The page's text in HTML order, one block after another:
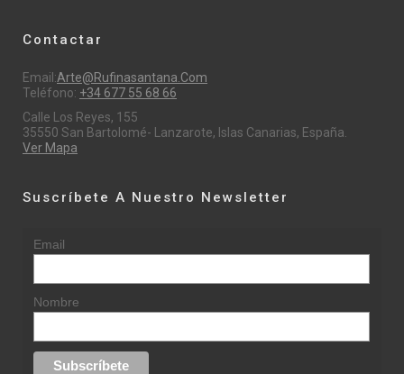
Contactar
Email:Arte@rufinasantana.com
Teléfono: +34 677 55 68 66
Calle Los Reyes, 155
35550 San Bartolomé- Lanzarote, Islas Canarias, España.
Ver Mapa
Suscríbete A Nuestro Newsletter
Email
Nombre